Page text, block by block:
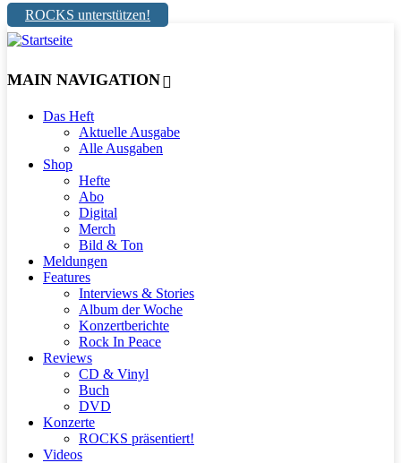
ROCKS unterstützen!
MAIN NAVIGATION
Das Heft
Aktuelle Ausgabe
Alle Ausgaben
Shop
Hefte
Abo
Digital
Merch
Bild & Ton
Meldungen
Features
Interviews & Stories
Album der Woche
Konzertberichte
Rock In Peace
Reviews
CD & Vinyl
Buch
DVD
Konzerte
ROCKS präsentiert!
Videos